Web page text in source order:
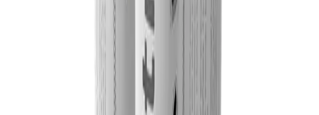
la plus récente, permettant à Flexi Glue Ultra d'être utilisé dans
n'importe quel environnement.
Flexi Glue Ultra est également parfait pour une utilisation avec les
solutions Vicoustic en polyuréthane (mousse) ou en polystyrène
(EPS), assurant leur application correcte et sûre sur les surfaces d'une